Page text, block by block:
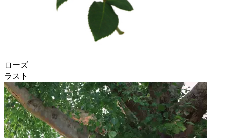
ローズ
ラスト